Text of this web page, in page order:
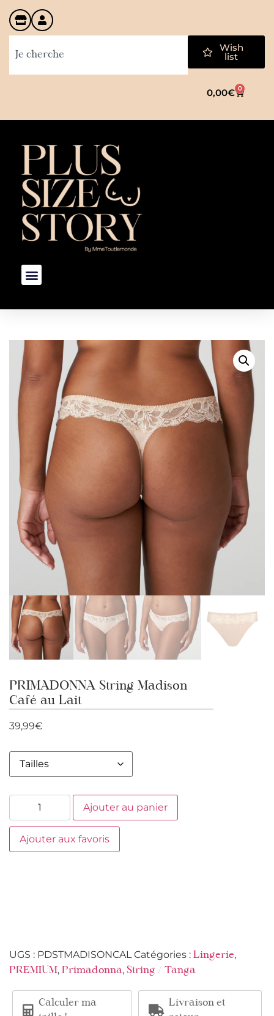
Wish
list
0,00€ 0
PRIMADONNA String Madison
Café au Lait
39,99€
Ajouter au panier
Ajouter aux favoris
UGS : PDSTMADISONCAL Catégories : Lingerie,
PREMIUM, Primadonna, String / Tanga
Calculer ma
Livraison et